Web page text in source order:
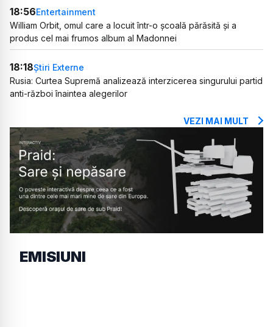
18:56Entertainment
William Orbit, omul care a locuit într-o școală părăsită și a
produs cel mai frumos album al Madonnei
18:18Știri Externe
Rusia: Curtea Supremă analizează interzicerea singurului partid
anti-război înaintea alegerilor
VEZI MAI MULT
EMISIUNI